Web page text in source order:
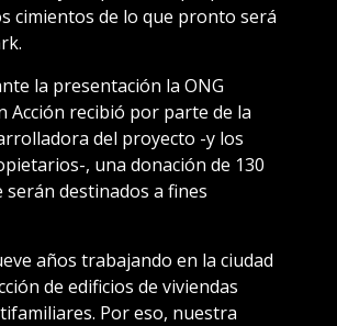
cimientos de lo que pronto será
la presentación la ONG
Acción recibió por parte de la
del proyecto -y los
, una donación de 130
serán destinados a fines
años trabajando en la ciudad
de edificios de viviendas
Por eso, nuestra